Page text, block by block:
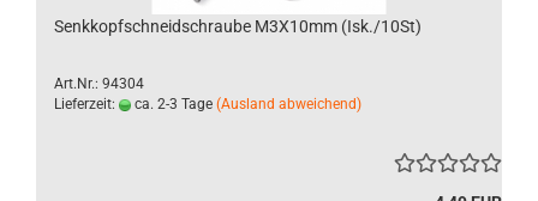
Senkkopfschneidschraube M3X10mm (Isk./10St)
Art.Nr.: 94304
Lieferzeit:
ca. 2-3 Tage (Ausland abweichend)